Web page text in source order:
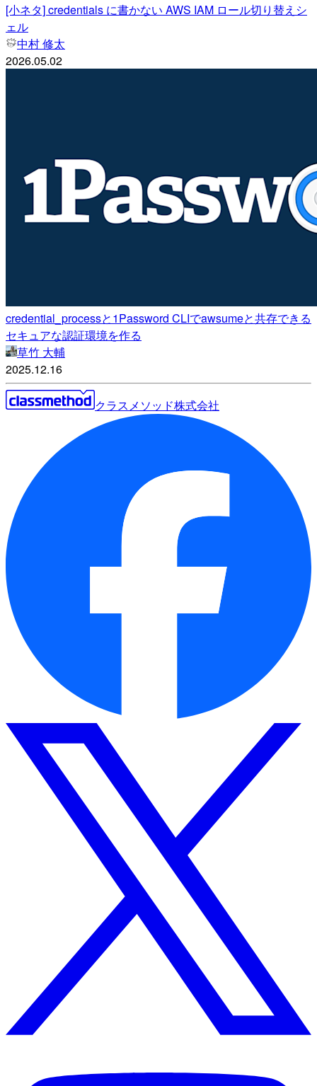
[小ネタ] credentials に書かない AWS IAM ロール切り替えシ
ェル
中村 修太
2026.05.02
credential_processと1Password CLIでawsumeと共存できる
セキュアな認証環境を作る
草竹 大輔
2025.12.16
クラスメソッド株式会社